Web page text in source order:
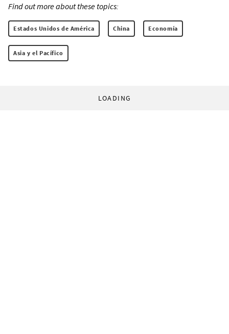
Find out more about these topics:
Estados Unidos de América China Economía
Asia y el Pacífico
LOADING